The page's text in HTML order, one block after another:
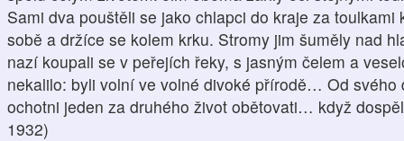
Sami dva pouštěli se jako chlapci do kraje za
sobě a držíce se kolem krku. Stromy jim šuměly nad
nazí koupali se v peřejích řeky, s jasným čelem a
nekalilo: byli volní ve volné divoké přírodě… Od svého
ochotni jeden za druhého život obětovati… když
1932)